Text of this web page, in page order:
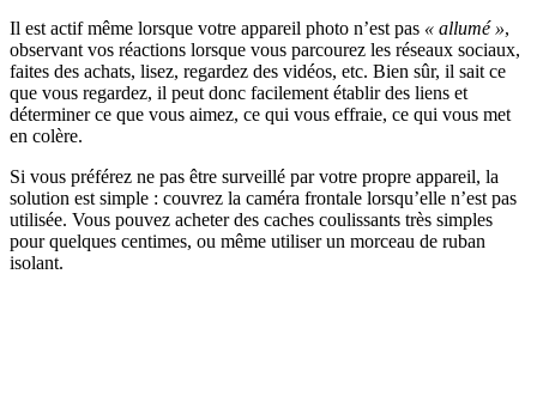
Il est actif même lorsque votre appareil photo n’est pas « allumé »,
observant vos réactions lorsque vous parcourez les réseaux sociaux,
faites des achats, lisez, regardez des vidéos, etc. Bien sûr, il sait ce
que vous regardez, il peut donc facilement établir des liens et
déterminer ce que vous aimez, ce qui vous effraie, ce qui vous met
en colère.
Si vous préférez ne pas être surveillé par votre propre appareil, la
solution est simple : couvrez la caméra frontale lorsqu’elle n’est pas
utilisée. Vous pouvez acheter des caches coulissants très simples
pour quelques centimes, ou même utiliser un morceau de ruban
isolant.